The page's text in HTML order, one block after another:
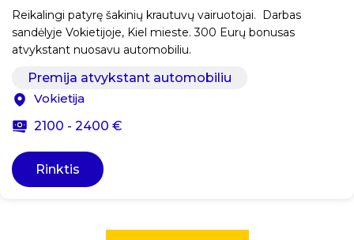
Reikalingi patyrę šakinių krautuvų vairuotojai. Darbas
sandėlyje Vokietijoje, Kiel mieste. 300 Eurų bonusas
atvykstant nuosavu automobiliu.
Premija atvykstant automobiliu
Vokietija
2100 - 2400 €
Rinktis